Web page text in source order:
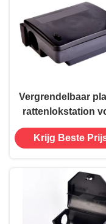
Vergrendelbaar
rattenlokstation
effectieve
plaagbestrijding in
Krijg Beste